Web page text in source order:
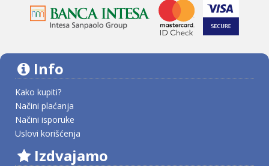
Info
Kako kupiti?
Načini plaćanja
Načini isporuke
Uslovi korišćenja
Izdvajamo